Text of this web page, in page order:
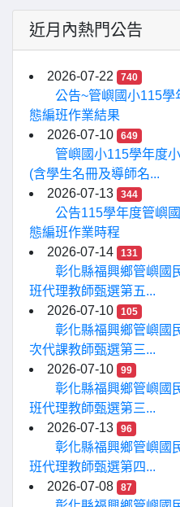
近月內熱門公告
2026-07-22 740
公告~管嶼國小115學
態編班作業結果
2026-07-10
649
管嶼國小115學年度
(含學生名冊及導師名...
2026-07-13
344
公告115學年度管嶼
態編班作業時程
2026-07-14
131
彰化縣福興鄉管嶼國
班代理教師甄選第五...
2026-07-10
105
彰化縣福興鄉管嶼國
次代課教師甄選第三...
2026-07-10
99
彰化縣福興鄉管嶼國
班代理教師甄選第三...
2026-07-13
96
彰化縣福興鄉管嶼國
班代理教師甄選第四...
2026-07-08
87